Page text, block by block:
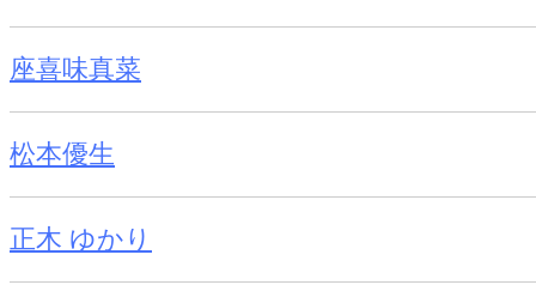
座喜味真菜
松本優生
正木 ゆかり